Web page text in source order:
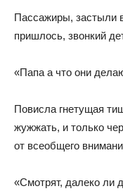
Пассажиры, застыли
пришлось, звонкий
«Папа а что они
Повисла гнетущая
жужжать, и только
от всеобщего
«Смотрят, далеко ли